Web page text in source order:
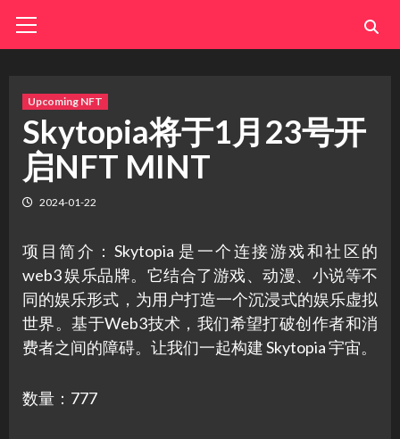
Menu
Upcoming NFT
Skytopia将于1月23号开
启NFT MINT
2024-01-22
项目简介：Skytopia 是一个连接游戏和社区的
web3 娱乐品牌。它结合了游戏、动漫、小说等不
同的娱乐形式，为用户打造一个沉浸式的娱乐虚拟
世界。基于Web3技术，我们希望打破创作者和消
费者之间的障碍。让我们一起构建 Skytopia 宇宙。
数量：777